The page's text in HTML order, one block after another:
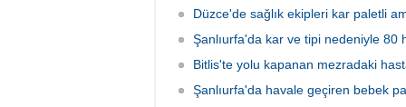
Düzce'de sağlık ekipleri kar paletli
Şanlıurfa'da kar ve tipi nedeniyle 80
Bitlis'te yolu kapanan mezradaki
Şanlıurfa'da havale geçiren bebek